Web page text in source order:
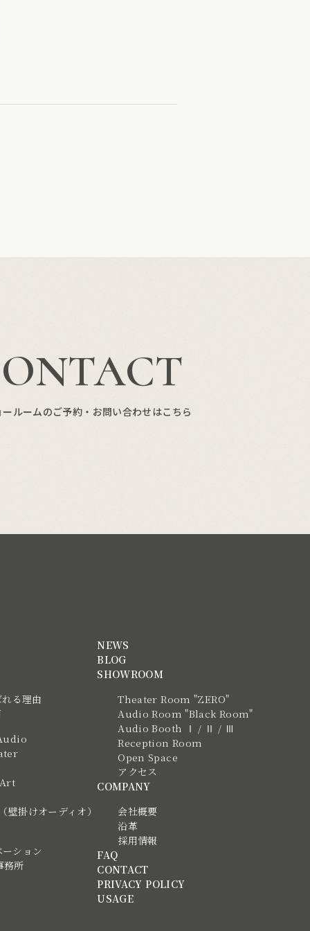
ルームのご予約・お問い合わせはこちら
る理由
掛けオーディオ）
ション
務所
NEWS
BLOG
SHOWROOM
Theater Room "ZERO"
Audio Room "Black Room"
Audio Booth Ⅰ / Ⅱ / Ⅲ
Reception Room
Open Space
アクセス
COMPANY
会社概要
沿革
採用情報
FAQ
CONTACT
PRIVACY POLICY
USAGE